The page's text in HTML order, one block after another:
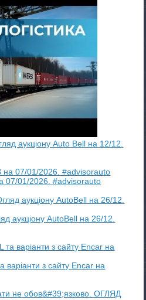
аукціону Auto Bell на 12/12.
07/01/2026. #advisorauto
аукціону AutoBell на 26/12.
варіанти з сайту Encar на